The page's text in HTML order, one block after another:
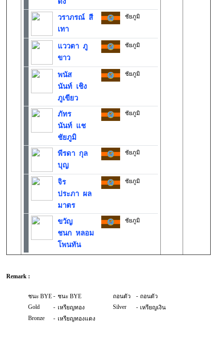
วราภรณ์ สี
เทา
ชัยภูมิ
แววตา ภู
ขาว
ชัยภูมิ
พนัส
นันท์ เชิง
ภูเขียว
ชัยภูมิ
ภัทร
นันท์ แช
ชัยภูมิ
ชัยภูมิ
พีรดา กุล
บุญ
ชัยภูมิ
จิร
ประภา ผล
มาตร
ชัยภูมิ
ขวัญ
ชนก หลอม
โพนทัน
ชัยภูมิ
Remark :
ชนะ BYE - ชนะ BYE ถอนตัว - ถอนตัว
Gold
- เหรียญทอง Silver - เหรียญเงิน
Bronze
- เหรียญทองแดง